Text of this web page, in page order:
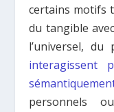
certains motifs
du tangible
l’universel,
interagissent
personnels